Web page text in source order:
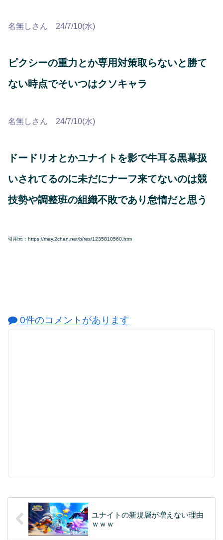
名無しさん 24/7/10(水)
ピクシーの重力とか専用対策取らないと勝て
ない時点でそいつはクソキャラ
名無しさん 24/7/10(水)
ドードリオとかユナイトを影で牛耳る黒幕扱
いされてるのに未だにナーフ来てないのは競
技勢や調整班の組織不敗であり怠惰だと思う
引用元：https://may.2chan.net/b/res/1235810560.htm
0件のコメントがあります
ユナイトの新規層が増えない理由
ｗｗｗ